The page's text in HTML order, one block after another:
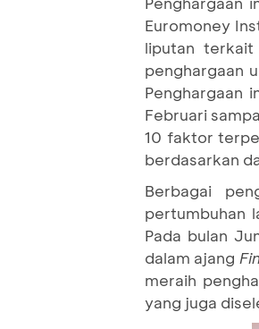
Euromoney
liputan terkait
penghargaan
Penghargaan
Februari
10 faktor
berdasarkan
Berbagai
pertumbuhan
Pada bulan
dalam ajang
meraih
yang juga